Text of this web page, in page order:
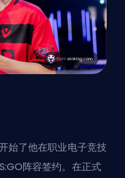
始了他在职业电子竞技
阵容签约。在正式